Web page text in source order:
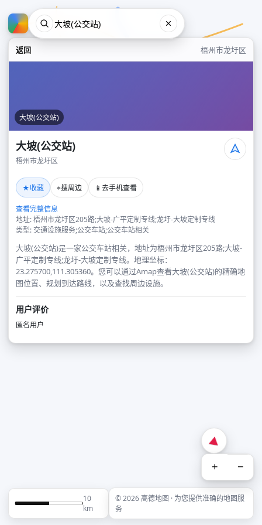
返回 梧州市龙圩区
大坡(公交站)
大坡(公交站)
梧州市龙圩区
★收藏 ⌖搜周边 📱 去手机查看
查看完整信息
地址: 梧州市龙圩区205路;大坡-广平定制专线;龙圩-大坡定制专线
类型: 交通设施服务;公交车站;公交车站相关
大坡(公交站)是一家公交车站相关，地址为梧州市龙圩区205路;大坡-
广平定制专线;龙圩-大坡定制专线。地理坐标：
23.275700,111.305360。您可以通过Amap查看大坡(公交站)的精确地
图位置、规划到达路线，以及查找周边设施。
用户评价
匿名用户
+ −
10
km
© 2026 高德地图 · 为您提供准确的地图服
务